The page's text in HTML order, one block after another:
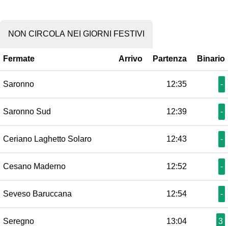
NON CIRCOLA NEI GIORNI FESTIVI
Fermate Arrivo Partenza Binario
Saronno 12:35 -
Saronno Sud 12:39 -
Ceriano Laghetto Solaro 12:43 -
Cesano Maderno 12:52 -
Seveso Baruccana 12:54 -
Seregno 13:04 3